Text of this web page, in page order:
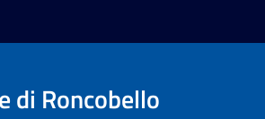
di Roncobello